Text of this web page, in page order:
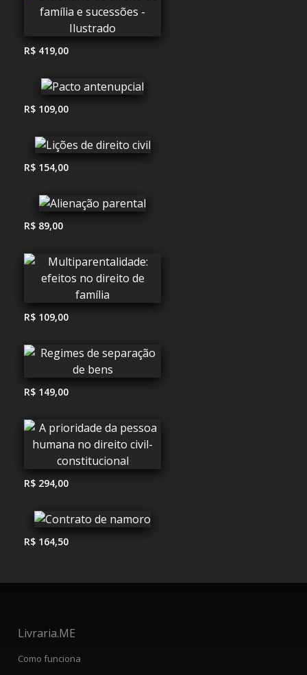
R$ 419,00
R$ 109,00
R$ 154,00
R$ 89,00
R$ 109,00
R$ 149,00
R$ 294,00
R$ 164,50
Livraria.ME
Como funciona